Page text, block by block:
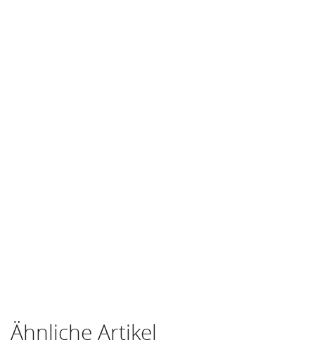
Ähnliche Artikel